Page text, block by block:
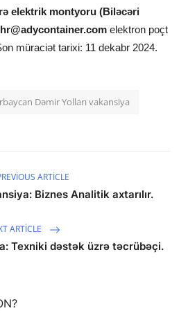
elektrik montyoru (Biləcəri
hr@adycontainer.com elektron poçt
müraciət tarixi: 11 dekabr 2024.
Dəmir Yolları vakansiya
ARTICLE
Biznes Analitik axtarılır.
ARTICLE
Texniki dəstək üzrə təcrübəçi.